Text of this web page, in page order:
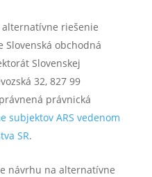
riešenie
obchodná
Slovenskej
32, 827 99
právnická
subjektov ARS vedenom
SR.
návrhu na alternatívne